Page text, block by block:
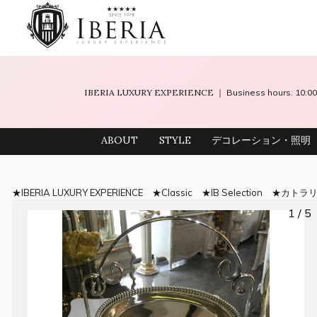
IBERIA LUXURY EXPERIENCE ｜ Business hours.
ABOUT STYLE デコレーション・照明
IBERIA LUXURY EXPERIENCE Classic IB Selection カトラ
1 / 5